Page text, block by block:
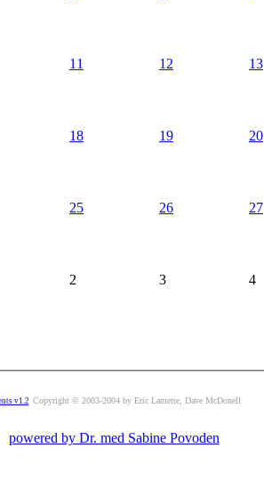
11 12 13
18 19 20
25 26 27
2 3 4
v1.2 Copyright © 2003-2004 by Eric Lamette, Dave McDonell
powered by Dr. med Sabine Povoden